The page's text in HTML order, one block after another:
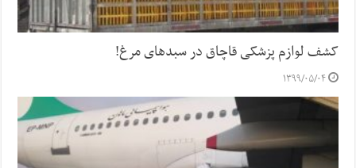
کشف لوازم پزشکی قاچاق در سبدهای مرغ!
۱۳۹۹/۰۵/۰۴